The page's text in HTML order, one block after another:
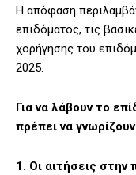
Η απόφαση
επιδόματος, τις
χορήγησης του
2025.
Για να λάβουν το
πρέπει να
1. Οι αιτήσεις